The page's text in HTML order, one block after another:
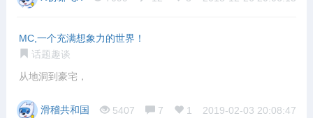
MC,一个充满想象力的世界！
话题趣谈
从地洞到豪宅，
滑稽共和国 5407 7 1 2019-02-03 20:08:47